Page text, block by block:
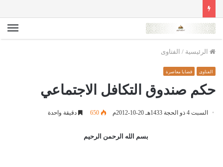
الرئيسية / الفتاوى
الفتاوى قضايا معاصرة
حكم صندوق التكافل الاجتماعي
السبت 4 ذو الحجة 1433هـ 20-10-2012م 650 دقيقة واحدة
بسم الله الرحمن الرحيم